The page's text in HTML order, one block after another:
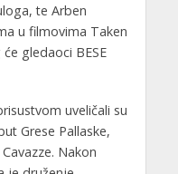
te Arben
u filmovima Taken
gledaoci BESE
uveličali su
Grese Pallaske,
Nakon